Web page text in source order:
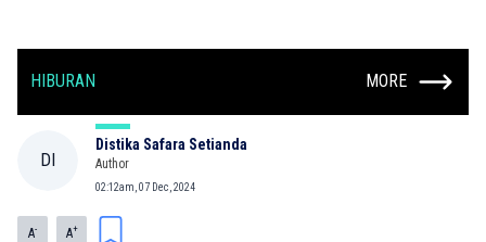
HIBURAN MORE
DI
Distika Safara Setianda
Author
02:12am, 07 Dec, 2024
A- A+